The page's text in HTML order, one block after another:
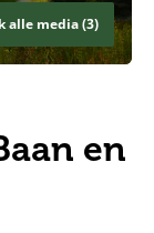
alle media (3)
en